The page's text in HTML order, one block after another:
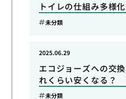
トイレの仕組み多様
未分類
エコジョーズへの交
れくらい安くなる？
2025.06.29
未分類